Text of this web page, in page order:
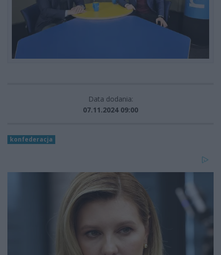
Data dodania:
07.11.2024 09:00
konfederacja